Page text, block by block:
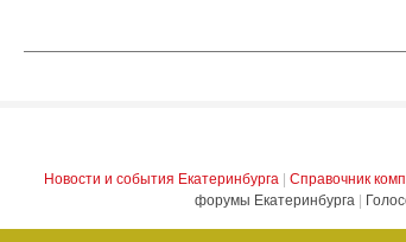
Новости и события Екатеринбурга Справочник
форумы Екатеринбурга